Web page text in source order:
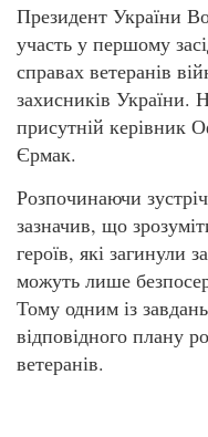
Президент України
участь у першому
справах ветеранів
захисників України.
присутній керівник
Єрмак.
Розпочинаючи
зазначив, що
героїв, які загинули
можуть лише
Тому одним із
відповідного плану
ветеранів.